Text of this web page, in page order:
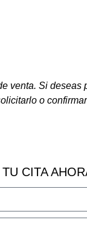
venta. Si
o
TU CITA